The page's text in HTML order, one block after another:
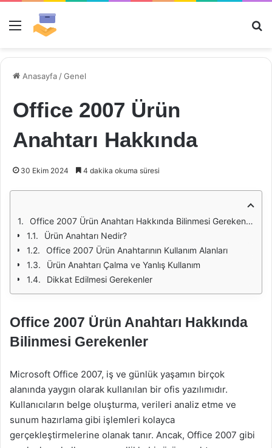
Menü
Anasayfa /Genel
Office 2007 Ürün
Anahtarı Hakkında
30 Ekim 2024 4 dakika okuma süresi
Office 2007 Ürün Anahtarı Hakkında Bilinmesi Gerekenler
Ürün Anahtarı Nedir?
Office 2007 Ürün Anahtarının Kullanım Alanları
Ürün Anahtarı Çalma ve Yanlış Kullanım
Dikkat Edilmesi Gerekenler
Office 2007 Ürün Anahtarı Hakkında
Bilinmesi Gerekenler
Microsoft Office 2007, iş ve günlük yaşamın birçok
alanında yaygın olarak kullanılan bir ofis yazılımıdır.
Kullanıcıların belge oluşturma, verileri analiz etme ve
sunum hazırlama gibi işlemleri kolayca
gerçekleştirmelerine olanak tanır. Ancak, Office 2007 gibi